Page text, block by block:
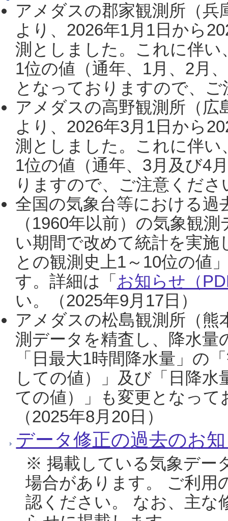
アメダスの郡家観測所（
より、2026年1月1日から
測としました。これに伴い
1位の値（通年、1月、2月
となっておりますので、
アメダスの高野観測所（
より、2026年3月1日から
測としました。これに伴い
1位の値（通年、3月及び4
りますので、ご注意くだ
全国の気象台等における過
（1960年以前）の気象観
い期間で改めて統計を実
との観測史上1～10位の値
す。詳細は「 お知らせ（
い。（2025年9月17日）
アメダスの松島観測所（熊
測データを精査し、降水
「日最大1時間降水量」の
しての値）」及び「日降
ての値）」も変更となっ
（2025年8月20日）
データ修正の過去のお
※ 掲載している気象デー
場合があります。 ご利用
認ください。 なお、主な